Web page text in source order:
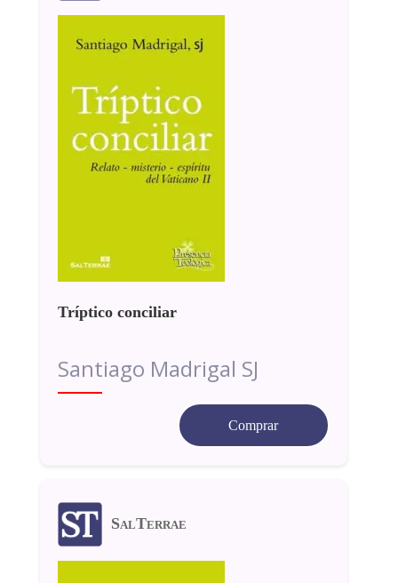
Tríptico conciliar
Santiago Madrigal SJ
Comprar
SalTerrae